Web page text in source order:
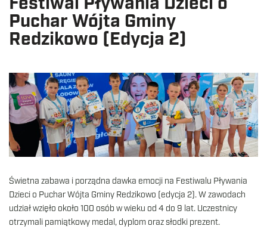
Puchar Wójta Gminy
Redzikowo (Edycja 2)
Świetna zabawa i porządna dawka emocji na Festiwalu Pływania
Dzieci o Puchar Wójta Gminy Redzikowo (edycja 2). W zawodach
udział wzięło około 100 osób w wieku od 4 do 9 lat. Uczestnicy
otrzymali pamiątkowy medal, dyplom oraz słodki prezent.